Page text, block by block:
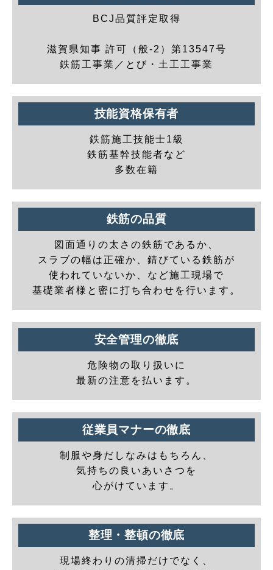
BCJ品質評定取得
滋賀県知事 許可（般-2）第13547号
鉄筋工事業／とび・土工工事業
技能資格保有者
鉄筋施工技能士1級
鉄筋基幹技能者など
多数在籍
鉄筋の品質
図面通りの太さの鉄筋であるか、
スラブの幅は正確か、錆びている鉄筋が
使われていないか、など施工現場で
基礎業者様と密に打ち合わせを行います。
安全管理の徹底
危険物の取り扱いに
最新の注意を払います。
従業員マナーの徹底
制服や身だしなみはもちろん、
気持ちの良いあいさつを
心がけています。
整理・整頓の徹底
現場終わりの清掃だけでなく、